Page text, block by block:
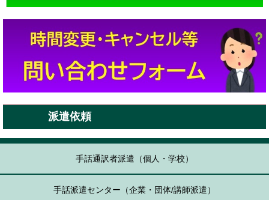
派遣依頼
手話通訳者派遣（個人・学校）
手話派遣センター（企業・団体/講師派遣）